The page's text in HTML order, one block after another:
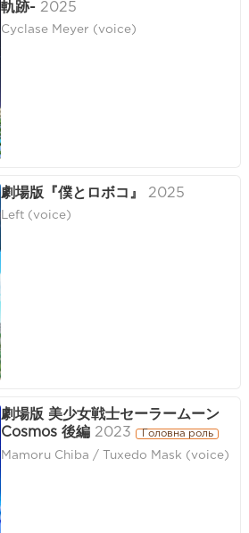
軌跡- 2025
Cyclase Meyer (voice)
劇場版『僕とロボコ』 2025
Left (voice)
劇場版 美少女戦士セーラームーン
Cosmos 後編 2023 Головна роль
Mamoru Chiba / Tuxedo Mask (voice)